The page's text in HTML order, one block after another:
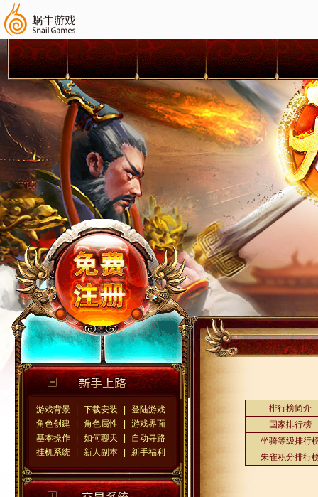
游戏背景 下载安装
登陆游戏
角色创建
角色属性
游戏界面
基本操作
如何聊天
自动寻路
挂机系统
新人副本 新手福利
排行榜简介
国家排行榜
坐骑等级排行
朱雀积分排行